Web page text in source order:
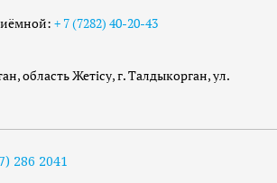
+ 7 (7282) 40-20-43
область Жетісу, г. Талдыкорган, ул.
286 2041